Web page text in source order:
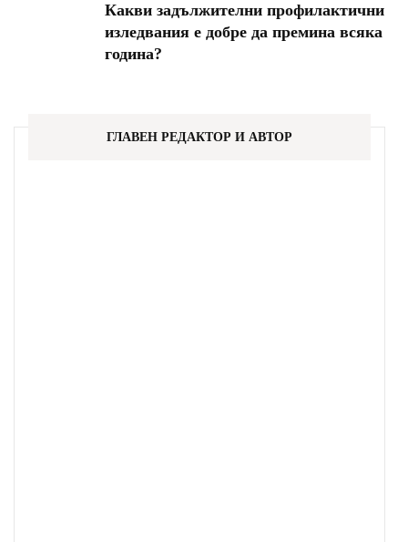
Какви задължителни профилактични
изледвания е добре да премина всяка
година?
ГЛАВЕН РЕДАКТОР И АВТОР